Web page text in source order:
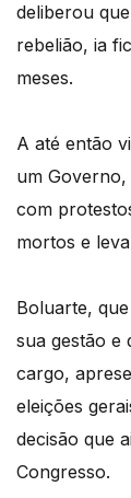
deliberou
rebelião, ia
meses.
A até então
um
com
mortos e
Boluarte,
sua gestão e
cargo,
eleições
decisão que
Congresso.